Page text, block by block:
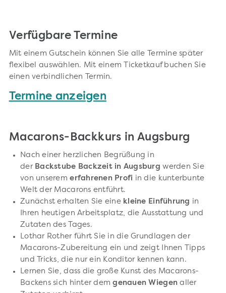
Verfügbare Termine
Mit einem Gutschein können Sie alle Termine später
flexibel auswählen. Mit einem Ticketkauf buchen Sie
einen verbindlichen Termin.
Termine anzeigen
Macarons-Backkurs in Augsburg
Nach einer herzlichen Begrüßung in
der Backstube Backzeit in Augsburg werden Sie
von unseremerfahrenen Profi in die kunterbunte
Welt der Macarons entführt.
Zunächst erhalten Sie eine kleine Einführung in
Ihren heutigen Arbeitsplatz, die Ausstattung und
Zutaten des Tages.
Lothar Rother führt Sie in die Grundlagen der
Macarons-Zubereitung ein und zeigt Ihnen Tipps
und Tricks, die nur ein Konditor kennen kann.
Lernen Sie, dass die große Kunst des Macarons-
Backens sich hinter demgenauen Wiegen aller